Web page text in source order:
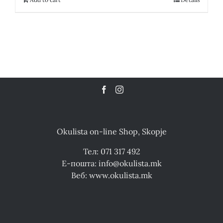
Okulista on-line Shop, Skopje
Тел: 071 317 492
Е-пошта: info@okulista.mk
Веб: www.okulista.mk